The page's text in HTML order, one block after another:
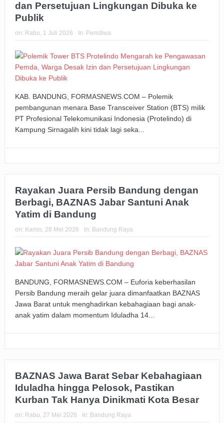
dan Persetujuan Lingkungan Dibuka ke
Publik
on: Rabu, 1 Juli 2026 In: Peristiwa
KAB. BANDUNG, FORMASNEWS.COM – Polemik
pembangunan menara Base Transceiver Station (BTS) milik
PT Profesional Telekomunikasi Indonesia (Protelindo) di
Kampung Sirnagalih kini tidak lagi seka...
Rayakan Juara Persib Bandung dengan
Berbagi, BAZNAS Jabar Santuni Anak
Yatim di Bandung
on: Kamis, 28 Mei 2026 In: Bandung Raya
BANDUNG, FORMASNEWS.COM – Euforia keberhasilan
Persib Bandung meraih gelar juara dimanfaatkan BAZNAS
Jawa Barat untuk menghadirkan kebahagiaan bagi anak-
anak yatim dalam momentum Iduladha 14...
BAZNAS Jawa Barat Sebar Kebahagiaan
Iduladha hingga Pelosok, Pastikan
Kurban Tak Hanya Dinikmati Kota Besar
on: Rabu, 27 Mei 2026 In: Bandung Raya